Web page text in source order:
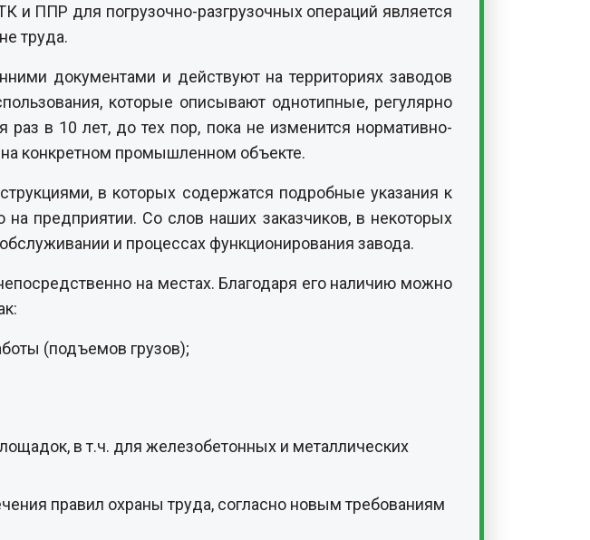
ППР для погрузочно-разгрузочных операций является
труда.
документами и действуют на территориях заводов
которые описывают однотипные, регулярно
в 10 лет, до тех пор, пока не изменится нормативно-
конкретном промышленном объекте.
в которых содержатся подробные указания к
предприятии. Со слов наших заказчиков, в некоторых
и процессах функционирования завода.
на местах. Благодаря его наличию можно
(подъемов грузов);
в т.ч. для железобетонных и металлических
правил охраны труда, согласно новым требованиям